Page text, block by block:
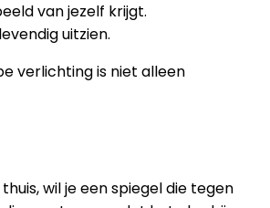
van jezelf krijgt.
uitzien.
verlichting is niet alleen
wil je een spiegel die tegen